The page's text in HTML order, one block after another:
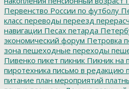
Первенство России по футболу
класс переводы переезд
навигации Песах петарда
экономический форум Петровка
зона пешеходные переходы
Пивенко пикет пикник Пикник на
пиротехника письмо в редакцию
питание план мероприятий